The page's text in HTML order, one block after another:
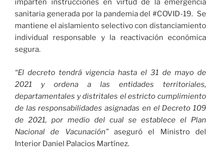
imparten instrucciones en virtud de la emergencia
sanitaria generada por la pandemia del #COVID-19. Se
mantiene el aislamiento selectivo con distanciamiento
individual responsable y la reactivación económica
segura.
“El decreto tendrá vigencia hasta el 31 de mayo de
2021 y ordena a las entidades territoriales,
departamentales y distritales el estricto cumplimiento
de las responsabilidades asignadas en el Decreto 109
de 2021, por medio del cual se establece el Plan
Nacional de Vacunación”aseguró el Ministro del
Interior Daniel Palacios Martínez.